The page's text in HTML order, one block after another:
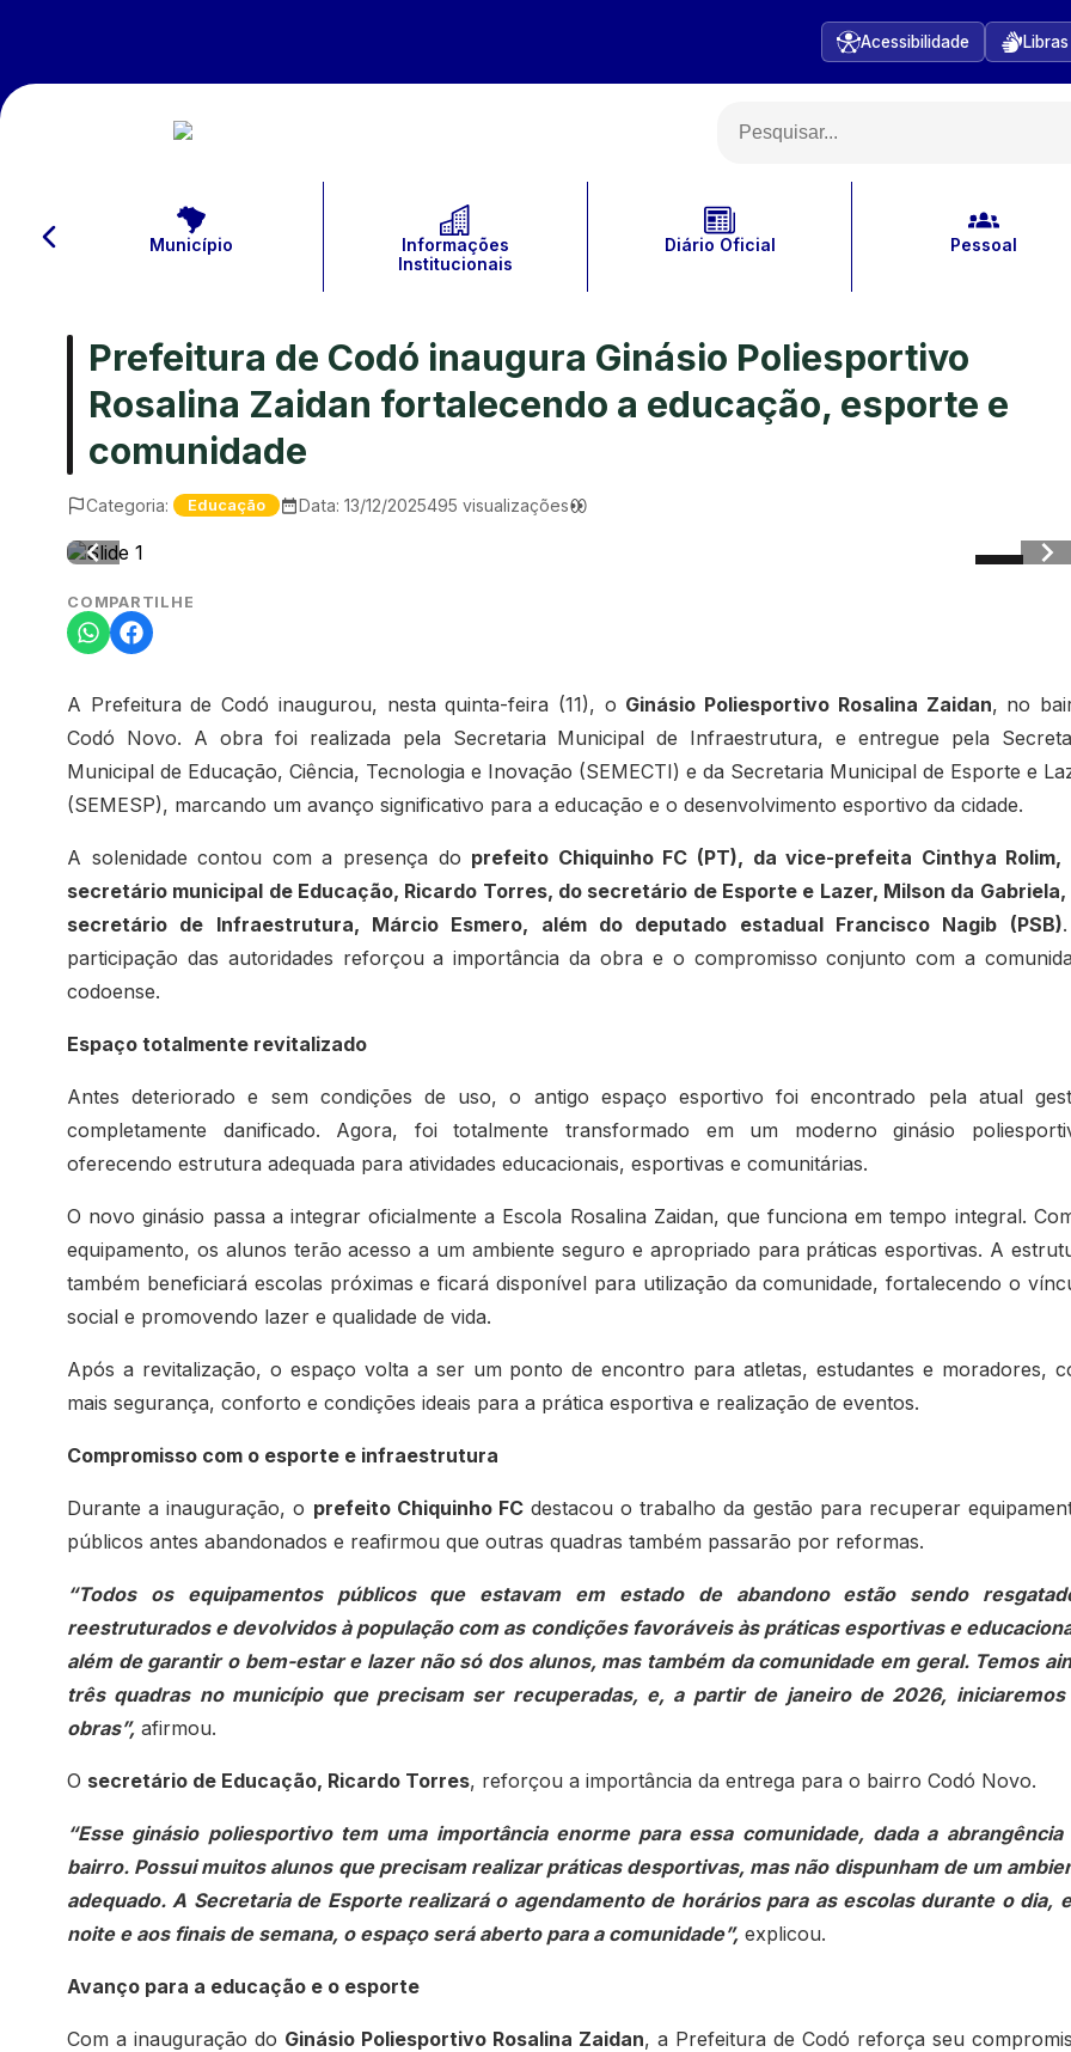
Acessibilidade Libras
Município
Informações
Institucionais
Diário Oficial Pessoal
Prefeitura de Codó inaugura Ginásio Poliesportivo
Rosalina Zaidan fortalecendo a educação, esporte e
comunidade
Categoria: Educação Data: 13/12/2025495 visualizações
COMPARTILHE
A Prefeitura de Codó inaugurou, nesta quinta-feira (11), o Ginásio Poliesportivo Rosalina Zaidan, no
Codó Novo. A obra foi realizada pela Secretaria Municipal de Infraestrutura, e entregue pela
Municipal de Educação, Ciência, Tecnologia e Inovação (SEMECTI) e da Secretaria Municipal de Esporte e
(SEMESP), marcando um avanço significativo para a educação e o desenvolvimento esportivo da cidade.
A solenidade contou com a presença do prefeito Chiquinho FC (PT), da vice-prefeita Cinthya Rolim,
secretário municipal de Educação, Ricardo Torres, do secretário de Esporte e Lazer, Milson da Gabriela,
secretário de Infraestrutura, Márcio Esmero, além do deputado estadual Francisco Nagib (PSB)
participação das autoridades reforçou a importância da obra e o compromisso conjunto com a
codoense.
Espaço totalmente revitalizado
Antes deteriorado e sem condições de uso, o antigo espaço esportivo foi encontrado pela atual
completamente danificado. Agora, foi totalmente transformado em um moderno ginásio
oferecendo estrutura adequada para atividades educacionais, esportivas e comunitárias.
O novo ginásio passa a integrar oficialmente a Escola Rosalina Zaidan, que funciona em tempo integral.
equipamento, os alunos terão acesso a um ambiente seguro e apropriado para práticas esportivas. A
também beneficiará escolas próximas e ficará disponível para utilização da comunidade, fortalecendo o
social e promovendo lazer e qualidade de vida.
Após a revitalização, o espaço volta a ser um ponto de encontro para atletas, estudantes e moradores,
mais segurança, conforto e condições ideais para a prática esportiva e realização de eventos.
Compromisso com o esporte e infraestrutura
Durante a inauguração, o prefeito Chiquinho FCdestacou o trabalho da gestão para recuperar
públicos antes abandonados e reafirmou que outras quadras também passarão por reformas.
“Todos os equipamentos públicos que estavam em estado de abandono estão sendo
reestruturados e devolvidos à população com as condições favoráveis às práticas esportivas e
além de garantir o bem-estar e lazer não só dos alunos, mas também da comunidade em geral. Temos
três quadras no município que precisam ser recuperadas, e, a partir de janeiro de 2026, iniciaremos
obras”, afirmou.
O secretário de Educação, Ricardo Torres, reforçou a importância da entrega para o bairro Codó Novo.
“Esse ginásio poliesportivo tem uma importância enorme para essa comunidade, dada a abrangência
bairro. Possui muitos alunos que precisam realizar práticas desportivas, mas não dispunham de um
adequado. A Secretaria de Esporte realizará o agendamento de horários para as escolas durante o dia,
noite e aos finais de semana, o espaço será aberto para a comunidade”, explicou.
Avanço para a educação e o esporte
Com a inauguração do Ginásio Poliesportivo Rosalina Zaidan, a Prefeitura de Codó reforça seu